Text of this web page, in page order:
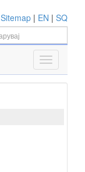
Sitemap | EN | SQ